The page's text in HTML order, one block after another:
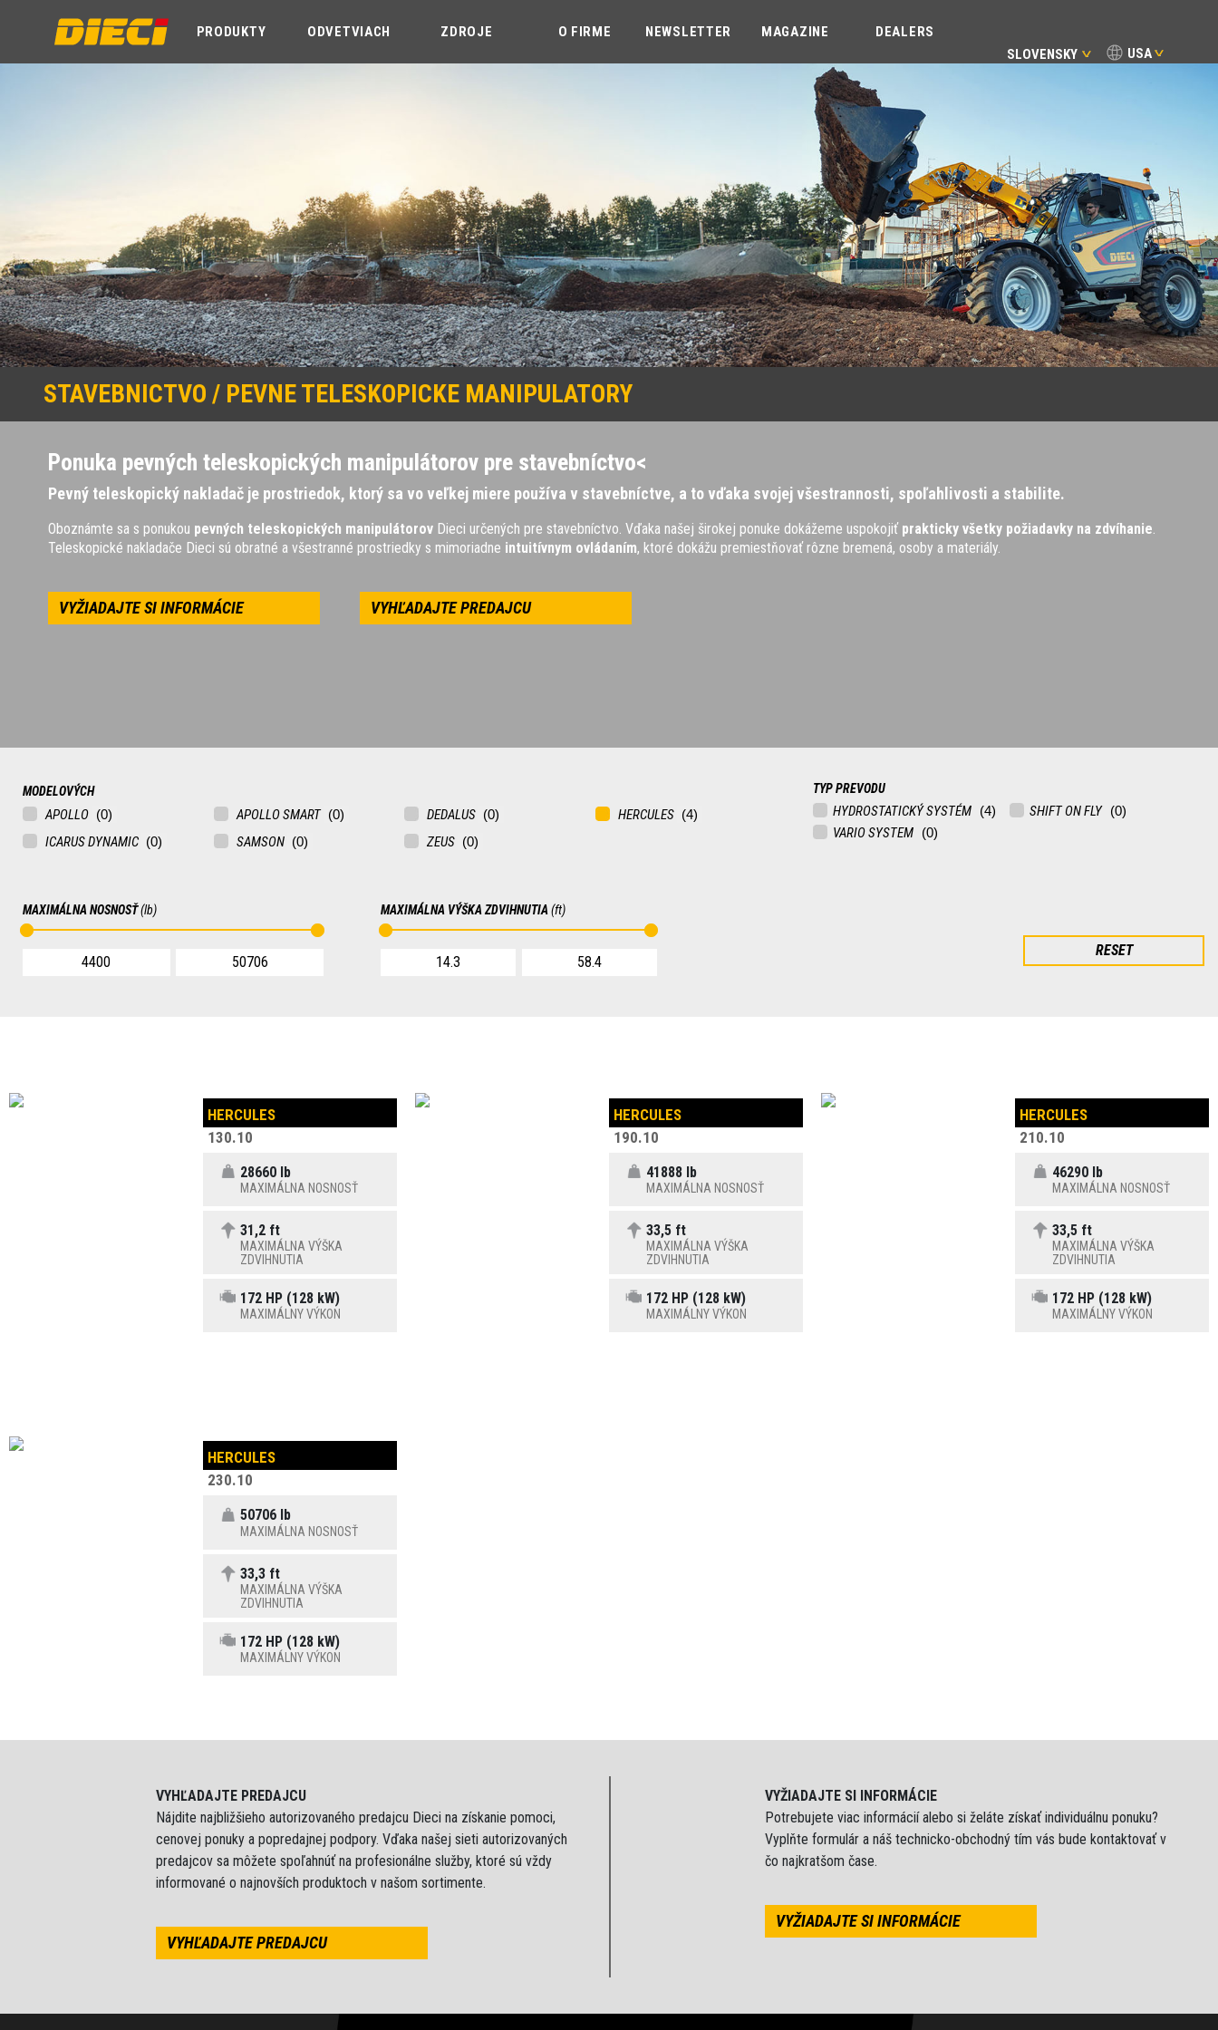
USA
SLOVENSKY
NEWSLETTER MAGAZINE DEALERS
PRODUKTY ODVETVIACH ZDROJE O FIRME
STAVEBNICTVO / PEVNE TELESKOPICKE MANIPULATORY
Ponuka pevných teleskopických manipulátorov pre stavebníctvo<
Pevný teleskopický nakladač je prostriedok, ktorý sa vo veľkej miere používa v stavebníctve, a to vďaka svojej všestrannosti, spoľahlivosti a stabilite.
Oboznámte sa s ponukou pevných teleskopických manipulátorov Dieci určených pre stavebníctvo. Vďaka našej širokej ponuke dokážeme uspokojiť prakticky všetky požiadavky na zdvíhanie
Teleskopické nakladače Dieci sú obratné a všestranné prostriedky s mimoriadne intuitívnym ovládaním, ktoré dokážu premiestňovať rôzne bremená, osoby a materiály.
VYŽIADAJTE SI INFORMÁCIE VYHĽADAJTE PREDAJCU
MODELOVÝCH
APOLLO APOLLO SMART DEDALUS
HERCULES
ICARUS DYNAMIC
SAMSON ZEUS
TYP PREVODU
HYDROSTATICKÝ SYSTÉM
SHIFT ON FLY
VARIO SYSTEM
MAXIMÁLNA NOSNOSŤ(lb) MAXIMÁLNA VÝŠKA ZDVIHNUTIA(ft)
RESET
HERCULES
130.10
28660 lb
MAXIMÁLNA NOSNOSŤ
31,2 ft
MAXIMÁLNA VÝŠKA
ZDVIHNUTIA
172 HP (128 kW)
MAXIMÁLNY VÝKON
HERCULES
190.10
41888 lb
MAXIMÁLNA NOSNOSŤ
33,5 ft
MAXIMÁLNA VÝŠKA
ZDVIHNUTIA
172 HP (128 kW)
MAXIMÁLNY VÝKON
HERCULES
210.10
46290 lb
MAXIMÁLNA NOSNOSŤ
33,5 ft
MAXIMÁLNA VÝŠKA
ZDVIHNUTIA
172 HP (128 kW)
MAXIMÁLNY VÝKON
HERCULES
230.10
50706 lb
MAXIMÁLNA NOSNOSŤ
33,3 ft
MAXIMÁLNA VÝŠKA
ZDVIHNUTIA
172 HP (128 kW)
MAXIMÁLNY VÝKON
VYHĽADAJTE PREDAJCU
Nájdite najbližšieho autorizovaného predajcu Dieci na získanie pomoci,
cenovej ponuky a popredajnej podpory. Vďaka našej sieti autorizovaných
predajcov sa môžete spoľahnúť na profesionálne služby, ktoré sú vždy
informované o najnovších produktoch v našom sortimente.
VYHĽADAJTE PREDAJCU
VYŽIADAJTE SI INFORMÁCIE
Potrebujete viac informácií alebo si želáte získať individuálnu ponuku?
Vyplňte formulár a náš technicko-obchodný tím vás bude kontaktovať v
čo najkratšom čase.
VYŽIADAJTE SI INFORMÁCIE